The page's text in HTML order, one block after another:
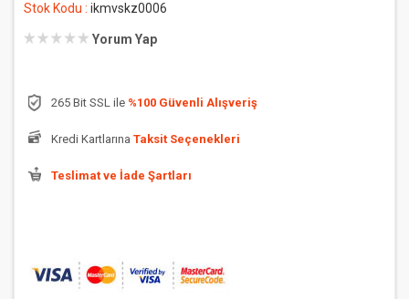
Stok Kodu : ikmvskz0006
Yorum Yap
265 Bit SSL ile %100 Güvenli Alışveriş
Kredi Kartlarına Taksit Seçenekleri
Teslimat ve İade Şartları